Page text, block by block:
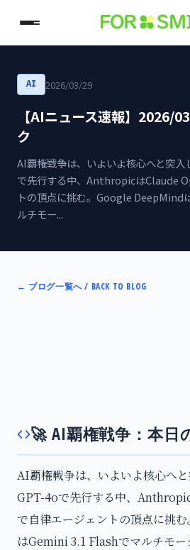
AI 2026/03/29
【AIニュース速報】2026/
ク
AI覇権戦争は、いよいよ核心へと突
で先行する中、AnthropicはClaude
トの頂点に挑む。Google DeepMind
ルチモー...
← ブログ一覧へ / BACK TO BLOG
🚀 AI覇権戦争：本日
AI覇権戦争は、いよいよ核心へ
GPT-4oで先行する中、
で自律エージェントの頂点に挑
はGemini 3.1 Flashでマルチモ